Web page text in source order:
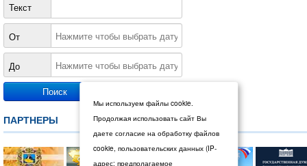
Текст
От
До
ПАРТНЕРЫ
Мы используем файлы cookie.
Продолжая использовать сайт Вы
даете согласие на обработку файлов
cookie, пользовательских данных (IP-
адрес; предполагаемое